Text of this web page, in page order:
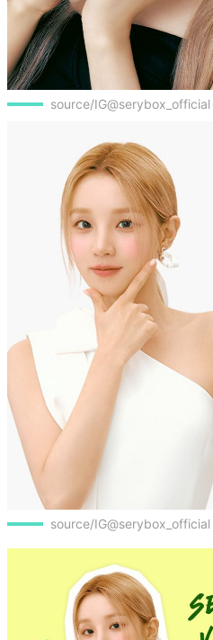
source/IG@serybox_official
source/IG@serybox_official